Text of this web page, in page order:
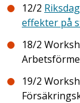
12/2
effekter på
18/2
19/2